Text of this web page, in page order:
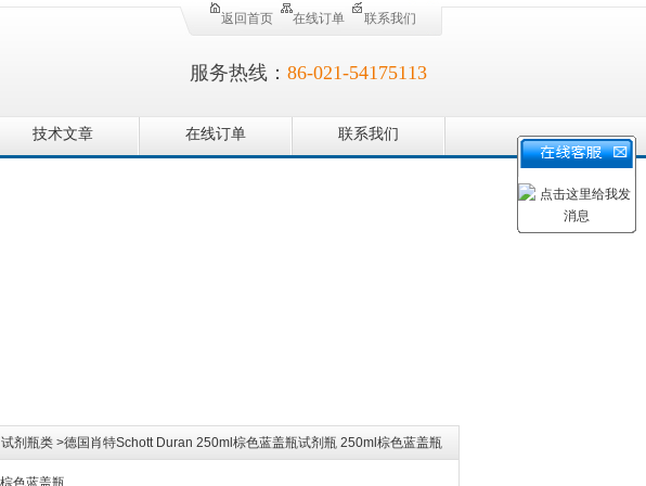
返回首页 在线订单 联系我们
服务热线： 86-021-54175113
技术文章 在线订单 联系我们
试剂瓶类 >德国肖特Schott Duran 250ml棕色蓝盖瓶试剂瓶 250ml棕色蓝盖瓶